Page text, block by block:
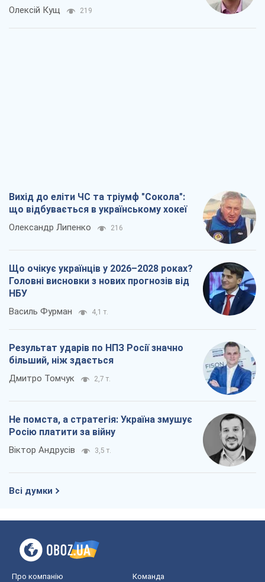
Олексій Кущ 219
Вихід до еліти ЧС та тріумф "Сокола":
що відбувається в українському хокеї
Олександр Липенко 216
Що очікує українців у 2026–2028 роках?
Головні висновки з нових прогнозів від
НБУ
Василь Фурман 4,1 т.
Результат ударів по НПЗ Росії значно
більший, ніж здається
Дмитро Томчук 2,7 т.
Не помста, а стратегія: Україна змушує
Росію платити за війну
Віктор Андрусів 3,5 т.
Всі думки
Про компанію Команда